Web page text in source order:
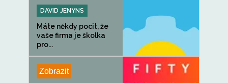
DAVID JENYNS
Máte někdy pocit, že
vaše firma je školka
pro...
Zobrazit